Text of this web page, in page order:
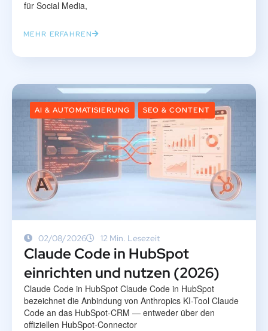
für Social Media,
MEHR ERFAHREN
AI & AUTOMATISIERUNG SEO & CONTENT
02/08/2026 12 Min. Lesezeit
Claude Code in HubSpot
einrichten und nutzen (2026)
Claude Code in HubSpot Claude Code in HubSpot
bezeichnet die Anbindung von Anthropics KI-Tool Claude
Code an das HubSpot-CRM — entweder über den
offiziellen HubSpot-Connector